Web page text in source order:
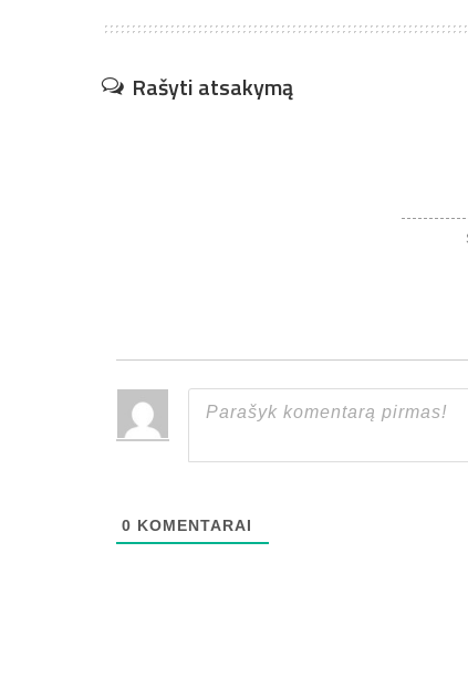
Rašyti atsakymą
0 KOMENTARAI